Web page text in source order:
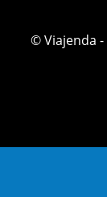
© Viajenda -